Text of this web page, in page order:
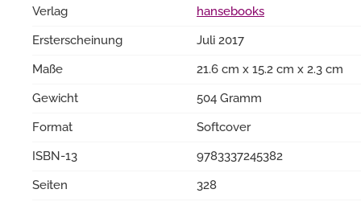
Verlag
hansebooks
Ersterscheinung
Juli 2017
Maße
21.6 cm x 15.2 cm x 2.3 cm
Gewicht
504 Gramm
Format
Softcover
ISBN-13
9783337245382
Seiten
328